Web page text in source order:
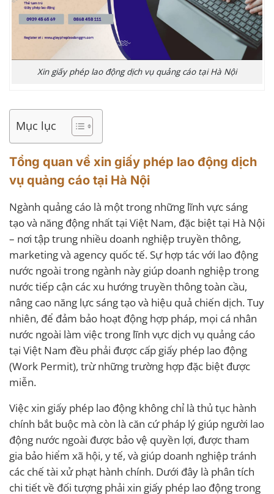
Xin giấy phép lao động dịch vụ quảng cáo tại Hà Nội
Mục lục
Tổng quan về xin giấy phép lao động dịch
vụ quảng cáo tại Hà Nội
Ngành quảng cáo là một trong những lĩnh vực sáng
tạo và năng động nhất tại Việt Nam, đặc biệt tại Hà Nội
– nơi tập trung nhiều doanh nghiệp truyền thông,
marketing và agency quốc tế. Sự hợp tác với lao động
nước ngoài trong ngành này giúp doanh nghiệp trong
nước tiếp cận các xu hướng truyền thông toàn cầu,
nâng cao năng lực sáng tạo và hiệu quả chiến dịch. Tuy
nhiên, để đảm bảo hoạt động hợp pháp, mọi cá nhân
nước ngoài làm việc trong lĩnh vực dịch vụ quảng cáo
tại Việt Nam đều phải được cấp giấy phép lao động
(Work Permit), trừ những trường hợp đặc biệt được
miễn.
Việc xin giấy phép lao động không chỉ là thủ tục hành
chính bắt buộc mà còn là căn cứ pháp lý giúp người lao
động nước ngoài được bảo vệ quyền lợi, được tham
gia bảo hiểm xã hội, y tế, và giúp doanh nghiệp tránh
các chế tài xử phạt hành chính. Dưới đây là phân tích
chi tiết về đối tượng phải xin giấy phép lao động trong